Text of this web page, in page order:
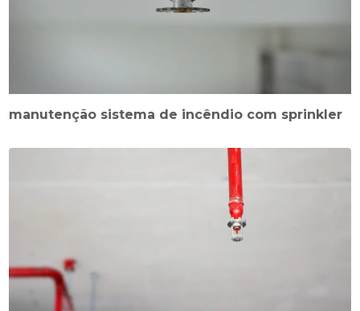
manutenção sistema de incêndio com sprinkler